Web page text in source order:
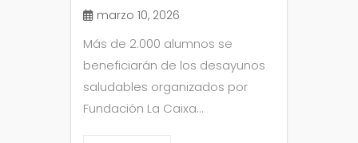
marzo 10, 2026
Más de 2.000 alumnos se
beneficiarán de los desayunos
saludables organizados por
Fundación La Caixa...